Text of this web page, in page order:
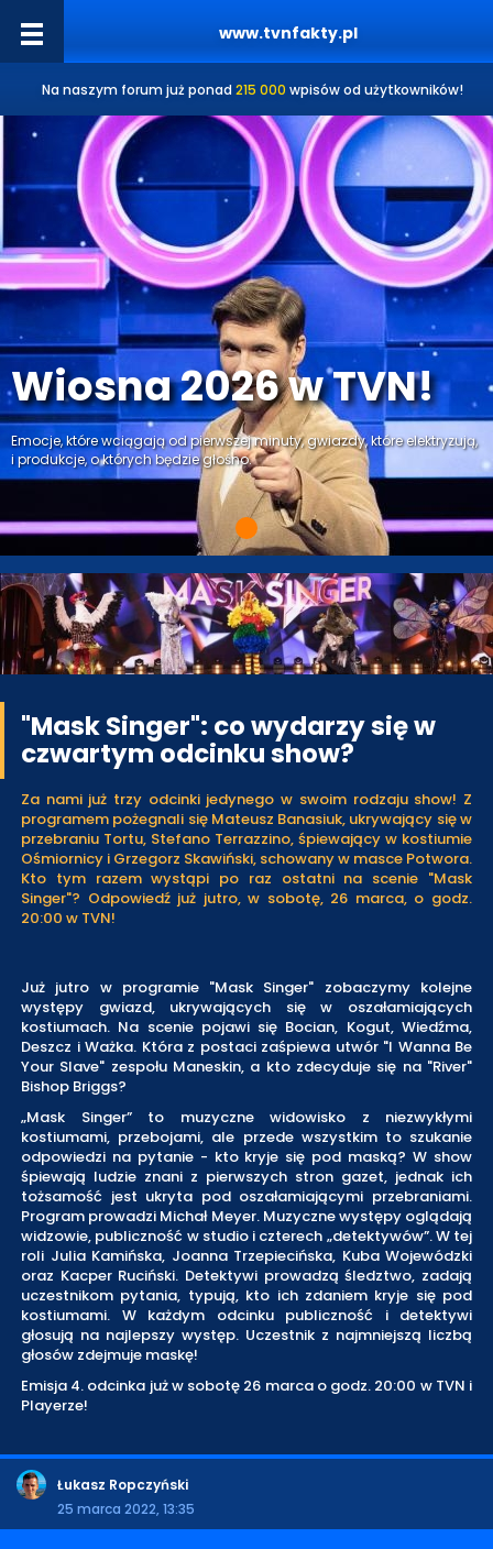
www.tvnfakty.pl
Na naszym forum już ponad 215 000 wpisów od użytkowników!
Wiosna 2026 w TVN!
Emocje, które wciągają od pierwszej minuty, gwiazdy, które elektryzują,
i produkcje, o których będzie głośno.
"Mask Singer": co wydarzy się w
czwartym odcinku show?
Za nami już trzy odcinki jedynego w swoim rodzaju show! Z
programem pożegnali się Mateusz Banasiuk, ukrywający się w
przebraniu Tortu, Stefano Terrazzino, śpiewający w kostiumie
Ośmiornicy i Grzegorz Skawiński, schowany w masce Potwora.
Kto tym razem wystąpi po raz ostatni na scenie "Mask
Singer"? Odpowiedź już jutro, w sobotę, 26 marca, o godz.
20:00 w TVN!
Już jutro w programie "Mask Singer" zobaczymy kolejne
występy gwiazd, ukrywających się w oszałamiających
kostiumach. Na scenie pojawi się Bocian, Kogut, Wiedźma,
Deszcz i Ważka. Która z postaci zaśpiewa utwór "I Wanna Be
Your Slave" zespołu Maneskin, a kto zdecyduje się na "River"
Bishop Briggs?
„Mask Singer” to muzyczne widowisko z niezwykłymi
kostiumami, przebojami, ale przede wszystkim to szukanie
odpowiedzi na pytanie - kto kryje się pod maską? W show
śpiewają ludzie znani z pierwszych stron gazet, jednak ich
tożsamość jest ukryta pod oszałamiającymi przebraniami.
Program prowadzi Michał Meyer. Muzyczne występy oglądają
widzowie, publiczność w studio i czterech „detektywów”. W tej
roli Julia Kamińska, Joanna Trzepiecińska, Kuba Wojewódzki
oraz Kacper Ruciński. Detektywi prowadzą śledztwo, zadają
uczestnikom pytania, typują, kto ich zdaniem kryje się pod
kostiumami. W każdym odcinku publiczność i detektywi
głosują na najlepszy występ. Uczestnik z najmniejszą liczbą
głosów zdejmuje maskę!
Emisja 4. odcinka już w sobotę 26 marca o godz. 20:00 w TVN i
Playerze!
Łukasz Ropczyński
25 marca 2022, 13:35